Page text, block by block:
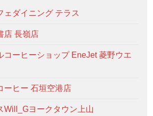
ェダイニング テラス
店 長嶺店
コーヒーショップ EneJet 菱野ウエ
ーヒー 石垣空港店
Will_Gヨークタウン上山